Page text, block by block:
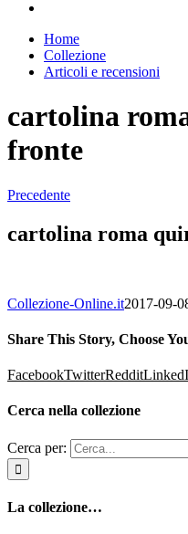
Home
Collezione
Articoli e recensioni
cartolina
fronte
Precedente
cartolina roma
Collezione-Online.it2017-09-
Share This Story, Choose
FacebookTwitterReddit
Cerca nella collezione
Cerca per:
La collezione…